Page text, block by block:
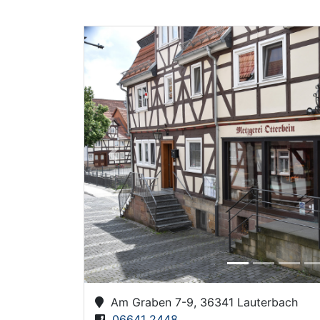
Previous
Am Graben 7-9, 36341 Lauterbach